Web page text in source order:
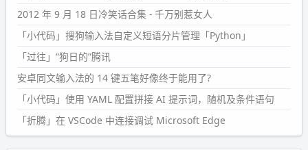
2012 年 9 月 18 日冷笑话合集 - 千万别惹女人
「小代码」搜狗输入法自定义短语分片管理「Python」
「过往」“狗日的”腾讯
安卓同文输入法的 14 键五笔好像终于能用了?
「小代码」使用 YAML 配置拼接 AI 提示词，随机及条件语句
「折腾」在 VSCode 中连接调试 Microsoft Edge